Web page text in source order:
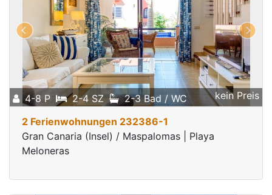
4-8 P 2-4 SZ 2-3 Bad / WC kein Preis
2 Ferienwohnungen 232386-1
Gran Canaria (Insel) / Maspalomas | Playa
Meloneras